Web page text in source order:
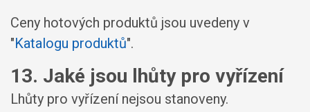
Ceny hotových produktů jsou uvedeny v
"Katalogu produktů".
13. Jaké jsou lhůty pro vyřízení
Lhůty pro vyřízení nejsou stanoveny.